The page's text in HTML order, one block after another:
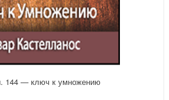
144 — ключ к умножению